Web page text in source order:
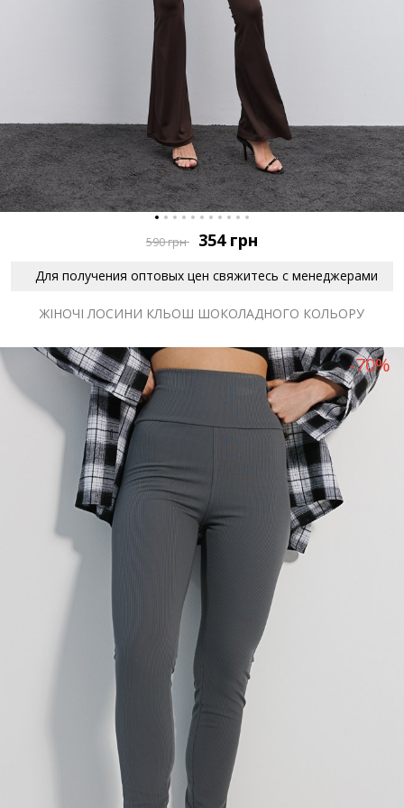
590грн 354 грн
Для получения оптовых цен свяжитесь с менеджерами
ЖІНОЧІ ЛОСИНИ КЛЬОШ ШОКОЛАДНОГО КОЛЬОРУ
-70%